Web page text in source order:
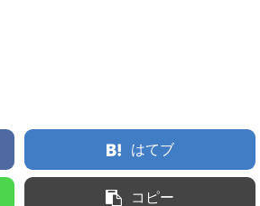
はてブ
コピー